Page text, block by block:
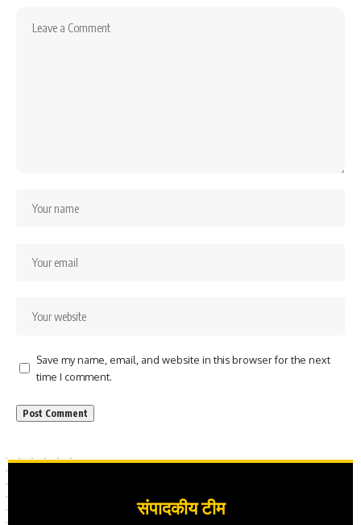
Save my name, email, and website in this browser for the next
time I comment.
संपादकीय टीम